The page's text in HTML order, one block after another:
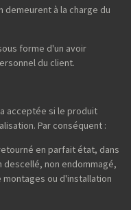
à la charge du
forme d'un avoir
du client.
acceptée si le produit
Par conséquent :
en parfait état, dans
non endommagé,
montages ou d'installation